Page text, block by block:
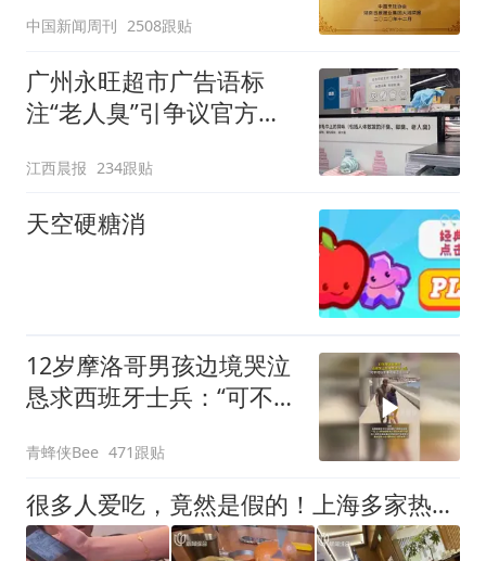
中国新闻周刊 2508跟贴
广州永旺超市广告语标
注“老人臭”引争议官方回
核实完毕后会回电
江西晨报 234跟贴
天空硬糖消
12岁摩洛哥男孩边境哭泣
恳求西班牙士兵：“可不可
青蜂侠Bee 471跟贴
很多人爱吃，竟然是假的！上海多家热门餐饮店被曝光，网友热议